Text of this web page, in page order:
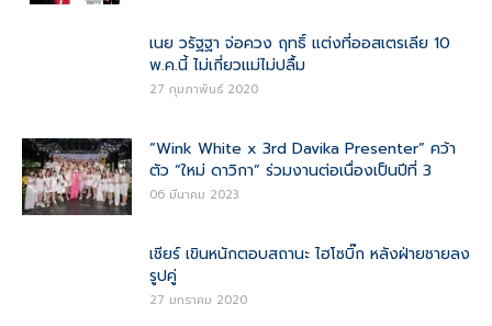
เนย วรัฐฐา จ่อควง ฤทธิ์ แต่งที่ออสเตรเลีย 10
พ.ค.นี้ ไม่เกี่ยวแม่ไม่ปลื้ม
27 กุมภาพันธ์ 2020
“Wink White x 3rd Davika Presenter” คว้า
ตัว “ใหม่ ดาวิกา” ร่วมงานต่อเนื่องเป็นปีที่ 3
06 มีนาคม 2023
เชียร์ เขินหนักตอบสถานะ ไฮโซบิ๊ก หลังฝ่ายชายลง
รูปคู่
27 มกราคม 2020